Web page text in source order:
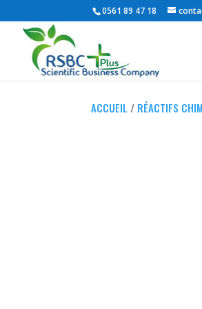
0561 89 47 18
ACCUEIL / RÉACTIFS